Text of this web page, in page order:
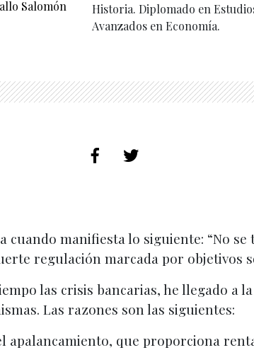
Historia. Diplomado en
Avanzados en Economía.
cuando manifiesta lo siguiente: “No
regulación marcada por objetivos
las crisis bancarias, he llegado a
Las razones son las siguientes:
apalancamiento, que proporciona